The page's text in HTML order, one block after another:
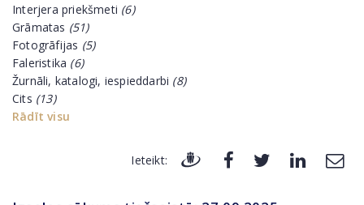
Interjera priekšmeti (6)
Grāmatas (51)
Fotogrāfijas (5)
Faleristika (6)
Žurnāli, katalogi, iespieddarbi (8)
Cits (13)
Rādīt visu
Ieteikt: